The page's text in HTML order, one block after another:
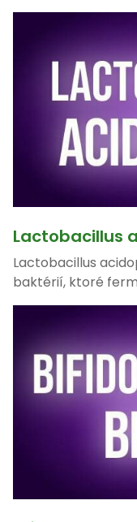
Lactobacillus
Lactobacillus
baktérií, ktoré